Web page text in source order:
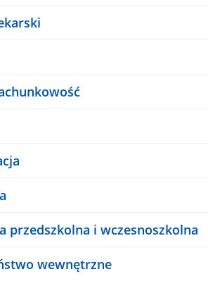
przedszkolna i wczesnoszkolna
wewnętrzne